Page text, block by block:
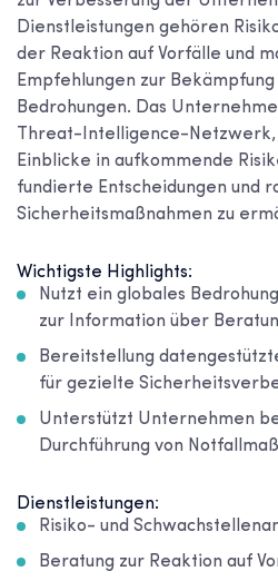
Dienstleistungen gehören
der Reaktion auf Vorfälle und
Empfehlungen zur
Bedrohungen. Das
Threat-Intelligence-Netzwerk,
Einblicke in aufkommende
fundierte Entscheidungen und
Sicherheitsmaßnahmen zu
Wichtigste Highlights:
Nutzt ein globales
zur Information über
Bereitstellung
für gezielte
Unterstützt Unternehmen
Durchführung von
Dienstleistungen:
Risiko- und
Beratung zur Reaktion auf